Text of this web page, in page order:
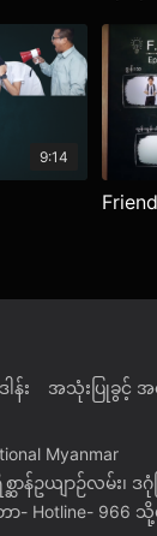
9:14
ါန်း အသုံးပြုခွင့် အ
Myanmar
ဥယျာဉ်လမ်း၊ ဒဂုံ
Hotline- 966 သို့